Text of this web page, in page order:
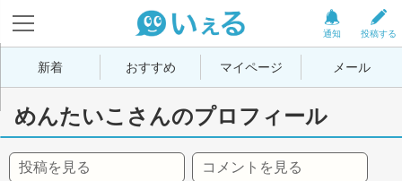
投稿する
通知
新着 おすすめ マイページ メール
めんたいこさんのプロフィール
投稿を見る コメントを見る